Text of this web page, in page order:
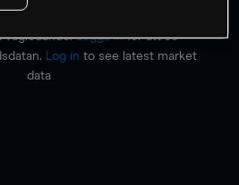
vägledande.Logga inför att se
Log in to see latest market
data